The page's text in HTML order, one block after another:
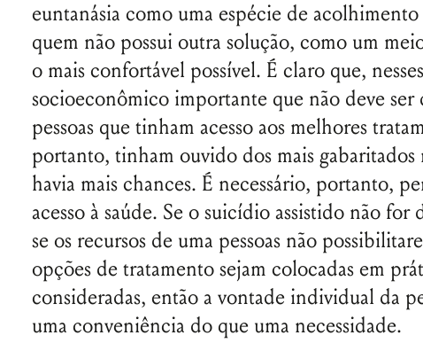
euntanásia como uma espécie de
quem não possui outra solução, como um
o mais confortável possível. É claro que,
socioeconômico importante que não deve ser
pessoas que tinham acesso aos melhores
portanto, tinham ouvido dos mais gabaritados
havia mais chances. É necessário, portanto,
acesso à saúde. Se o suicídio assistido não
se os recursos de uma pessoas não
opções de tratamento sejam colocadas em
consideradas, então a vontade individual da
uma conveniência do que uma necessidade.